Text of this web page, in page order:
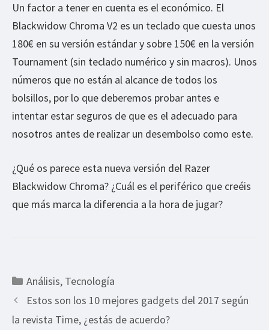
Un factor a tener en cuenta es el económico. El
Blackwidow Chroma V2 es un teclado que cuesta unos
180€ en su versión estándar y sobre 150€ en la versión
Tournament (sin teclado numérico y sin macros). Unos
números que no están al alcance de todos los
bolsillos, por lo que deberemos probar antes e
intentar estar seguros de que es el adecuado para
nosotros antes de realizar un desembolso como este.
¿Qué os parece esta nueva versión del Razer
Blackwidow Chroma? ¿Cuál es el periférico que creéis
que más marca la diferencia a la hora de jugar?
Categorías
Análisis, Tecnología
Estos son los 10 mejores gadgets del 2017 según
la revista Time, ¿estás de acuerdo?